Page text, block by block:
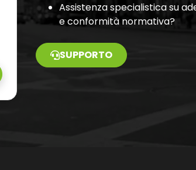
Assistenza specialistica su
e conformità normativa?
SUPPORTO